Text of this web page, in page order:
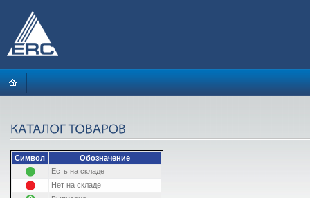
Символ
Обозначение
Есть на складе
Нет на складе